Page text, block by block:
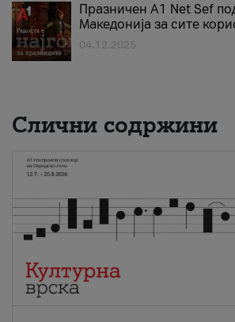
Празничен A1 Net Sеf
Македонија за сите
04.12.2025
Слични содржини